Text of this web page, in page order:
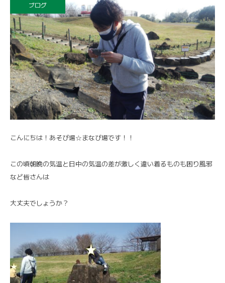
ブログ
こんにちは！あそび場☆まなび場です！！
この頃朝晩の気温と日中の気温の差が激しく違い着るものも困り風邪
など皆さんは
大丈夫でしょうか？